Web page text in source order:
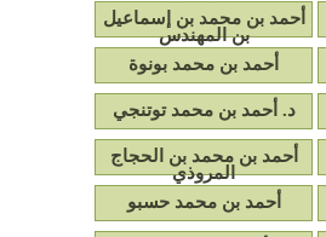
أحمد بن محمد بن إسماعيل
بن المهندس
أحمد بن محمد بونوة
د. أحمد بن محمد توتنجي
أحمد بن محمد بن الحجاج
المروذي
أحمد بن محمد حسبو